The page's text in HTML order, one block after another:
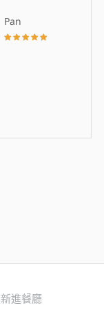
Pan
新進餐廳